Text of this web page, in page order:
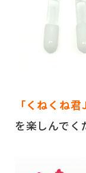
「くねくね君
を楽しんでく